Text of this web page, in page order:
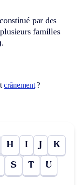
par des
familles
crânement?
H I J K
S T U